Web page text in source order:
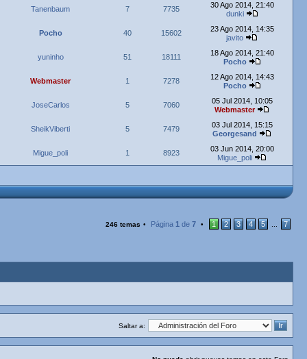
Tanenbaum 7 7735
30 Ago 2014, 21:40
dunki
Pocho 40 15602
23 Ago 2014, 14:35
javito
yuninho 51 18111
18 Ago 2014, 21:40
Pocho
Webmaster 1 7278
12 Ago 2014, 14:43
Pocho
JoseCarlos 5 7060
05 Jul 2014, 10:05
Webmaster
SheikViberti 5 7479
03 Jul 2014, 15:15
Georgesand
Migue_poli 1 8923
03 Jun 2014, 20:00
Migue_poli
246 temas • Página 1 de 7 • 1 2 3 4 5 7
Saltar a: